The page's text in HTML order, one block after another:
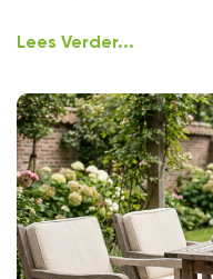
Lees Verder...